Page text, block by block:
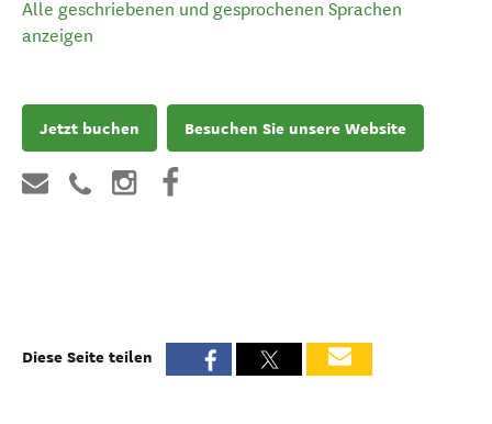
Alle geschriebenen und gesprochenen Sprachen
anzeigen
Jetzt buchen Besuchen Sie unsere Website
Diese Seite teilen